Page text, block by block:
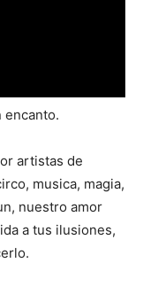
encanto.
artistas de
musica, magia,
nuestro amor
a tus ilusiones,